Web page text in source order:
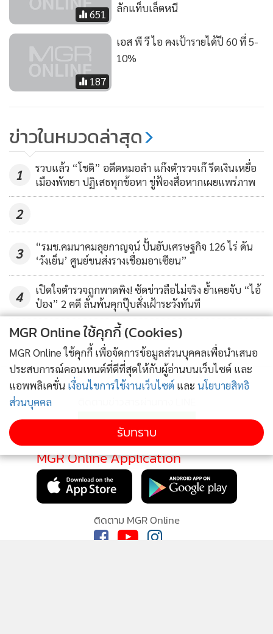
651
ลักแท็บเล็ตหนี
187
เอส พี วี ไอ คงเป้ารายได้ปี 60 ที่ 5-
10%
ข่าวในหมวดล่าสุด
1
รวบแล้ว “โชติ” อดีตหมอลำ แก๊งตำรวจเก๊ รีดเงินเหยื่อ
เมืองพัทยา ปฏิเสธทุกข้อหา ขู่ฟ้องสื่อหากเผยแพร่ภาพ
2
3
“รมช.คมนาคมลุยกาญจน์ ปั้นฮับเศรษฐกิจ 126 ไร่ ดัน
‘วังเย็น’ ศูนย์ขนส่งรางเชื่อมอาเซียน”
4
เปิดใจตำรวจถูกพาดพิง! ซัดข่าวลือไม่จริง ย้ำเคยจับ “ไอ้
ป๋อง” 2 คดี ลั่นพ้นคุกปุ๊บสั่งเฝ้าระวังทันที
ข่าวอื่นในหมวด
MGR Online Application
ติดตาม MGR Online
MGR Online ใช้คุกกี้ (Cookies)
MGR Online ใช้คุกกี้ เพื่อจัดการข้อมูลส่วนบุคคลเพื่อนำเสนอ
ประสบการณ์คอนเทนต์ที่ดีที่สุดให้กับผู้อ่านบนเว็บไซต์ และ
แอพพลิเคชั่น เงื่อนไขการใช้งานเว็บไซต์ และ นโยบายสิทธิ
ส่วนบุคคล
รับทราบ